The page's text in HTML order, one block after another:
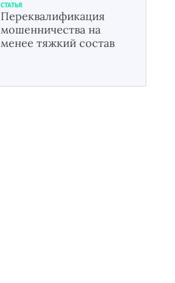
СТАТЬЯ
Переквалификация
мошенничества на
менее тяжкий состав